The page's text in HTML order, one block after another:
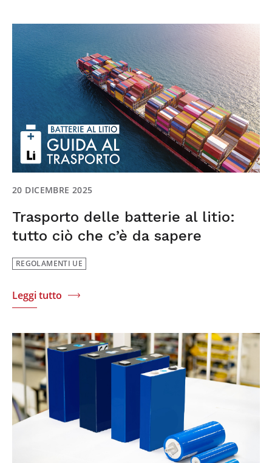
20 DICEMBRE 2025
Trasporto delle batterie al litio:
tutto ciò che c’è da sapere
REGOLAMENTI UE
Leggi tutto